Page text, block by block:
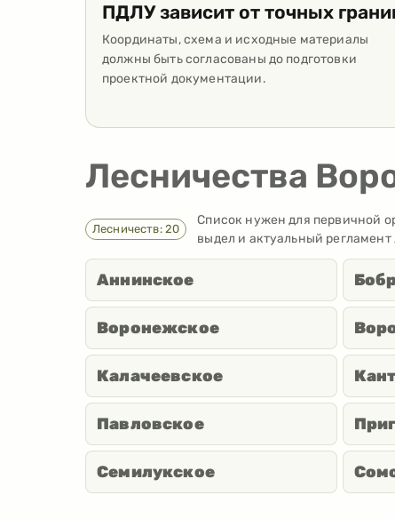
ПДЛУ зависит от точных
Координаты, схема и исходные материалы
должны быть согласованы до подготовки
проектной документации.
Лесничества
Лесничеств: 20
Список нужен для первичной
выдел и актуальный регламент
Аннинское
Воронежское
Калачеевское
Павловское
Семилукское